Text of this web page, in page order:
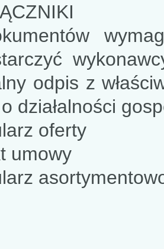
odpis z
działalności
oferty